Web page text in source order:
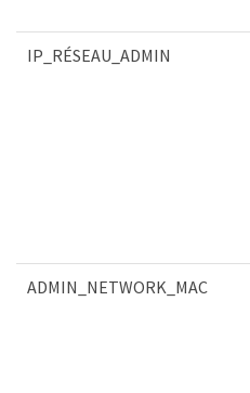
IP_RÉSEAU_ADMIN
ADMIN_NETWORK_MAC